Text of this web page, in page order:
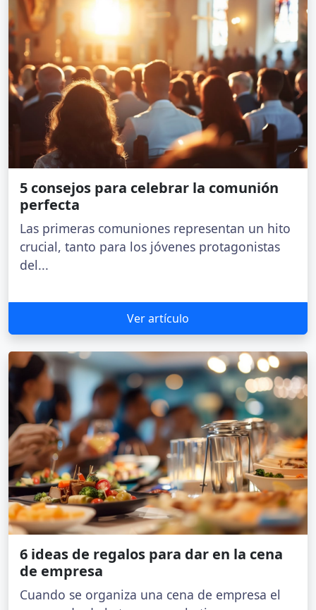
5 consejos para celebrar la comunión
perfecta
Las primeras comuniones representan un hito
crucial, tanto para los jóvenes protagonistas
del...
Ver artículo
6 ideas de regalos para dar en la cena
de empresa
Cuando se organiza una cena de empresa el